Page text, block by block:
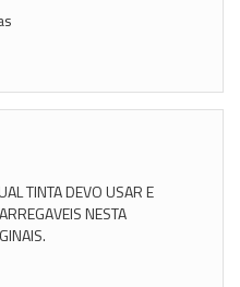
TINTA DEVO USAR E
NESTA